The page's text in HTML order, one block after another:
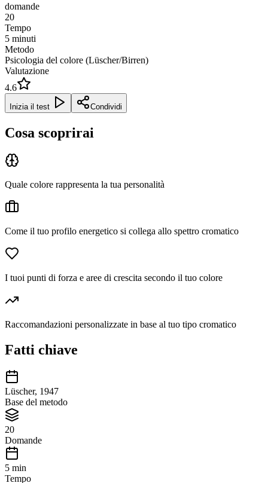
domande
20
Tempo
5 minuti
Metodo
Psicologia del colore (Lüscher/Birren)
Valutazione
4.6
Inizia il test Condividi
Cosa scoprirai
Quale colore rappresenta la tua personalità
Come il tuo profilo energetico si collega allo spettro cromatico
I tuoi punti di forza e aree di crescita secondo il tuo colore
Raccomandazioni personalizzate in base al tuo tipo cromatico
Fatti chiave
Lüscher, 1947
Base del metodo
20
Domande
5 min
Tempo